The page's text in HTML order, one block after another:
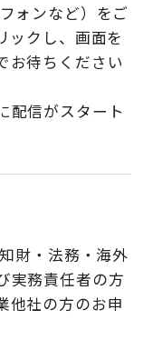
ォンなど）をご
ックし、画面を
お待ちください
配信がスタート
財・法務・海外
実務責任者の方
他社の方のお申